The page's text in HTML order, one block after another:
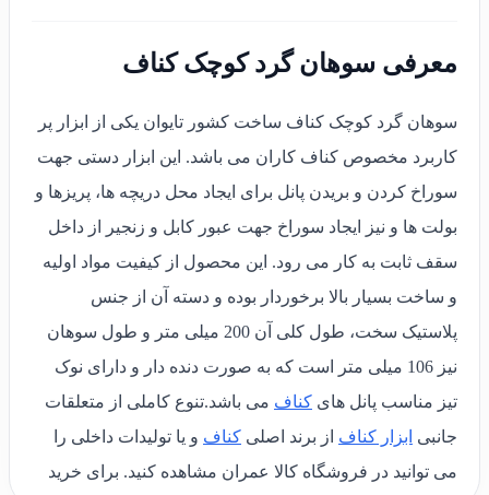
معرفی سوهان گرد کوچک کناف
سوهان گرد کوچک کناف ساخت کشور تایوان یکی از ابزار پر
کاربرد مخصوص کناف کاران می باشد. این ابزار دستی جهت
سوراخ کردن و بریدن پانل برای ایجاد محل دریچه ها، پریزها و
بولت ها و نیز ایجاد سوراخ جهت عبور کابل و زنجیر از داخل
سقف ثابت به کار می رود. این محصول از کیفیت مواد اولیه
و ساخت بسیار بالا برخوردار بوده و دسته آن از جنس
پلاستیک سخت، طول کلی آن 200 میلی متر و طول سوهان
نیز 106 میلی متر است که به صورت دنده دار و دارای نوک
تیز مناسب پانل های کناف می باشد.تنوع کاملی از متعلقات
جانبی ابزار کناف از برند اصلی کناف و یا تولیدات داخلی را
می توانید در فروشگاه کالا عمران مشاهده کنید. برای خرید